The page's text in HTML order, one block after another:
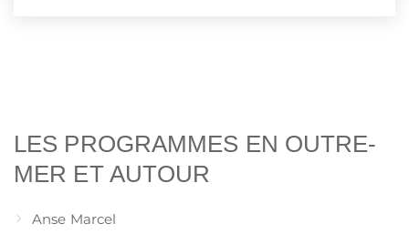
LES PROGRAMMES EN OUTRE-
MER ET AUTOUR
Anse Marcel